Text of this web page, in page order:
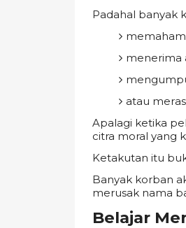
Padahal banyak
menerima
atau
Apalagi ketika
citra moral yang
Ketakutan itu
Banyak korban
merusak nama
Belajar